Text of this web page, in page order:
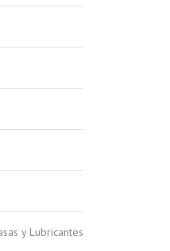
y Lubricantes